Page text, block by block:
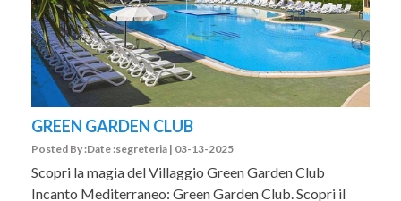
GREEN GARDEN CLUB
Posted By :Date :segreteria | 03-13-2025
Scopri la magia del Villaggio Green Garden Club
Incanto Mediterraneo: Green Garden Club. Scopri il